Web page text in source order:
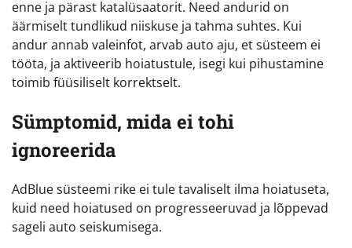
enne ja pärast katalüsaatorit. Need andurid on
äärmiselt tundlikud niiskuse ja tahma suhtes. Kui
andur annab valeinfot, arvab auto aju, et süsteem ei
tööta, ja aktiveerib hoiatustule, isegi kui pihustamine
toimib füüsiliselt korrektselt.
Sümptomid, mida ei tohi
ignoreerida
AdBlue süsteemi rike ei tule tavaliselt ilma hoiatuseta,
kuid need hoiatused on progresseeruvad ja lõppevad
sageli auto seiskumisega.